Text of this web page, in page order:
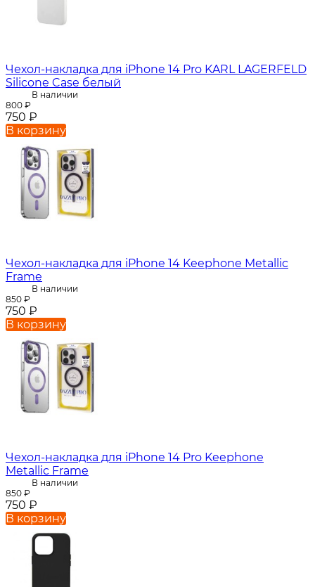
Чехол-накладка для iPhone 14 Pro KARL LAGERFELD
Silicone Case белый
В наличии
800 ₽
750 ₽
В корзину
Чехол-накладка для iPhone 14 Keephone Metallic
Frame
В наличии
850 ₽
750 ₽
В корзину
Чехол-накладка для iPhone 14 Pro Keephone
Metallic Frame
В наличии
850 ₽
750 ₽
В корзину